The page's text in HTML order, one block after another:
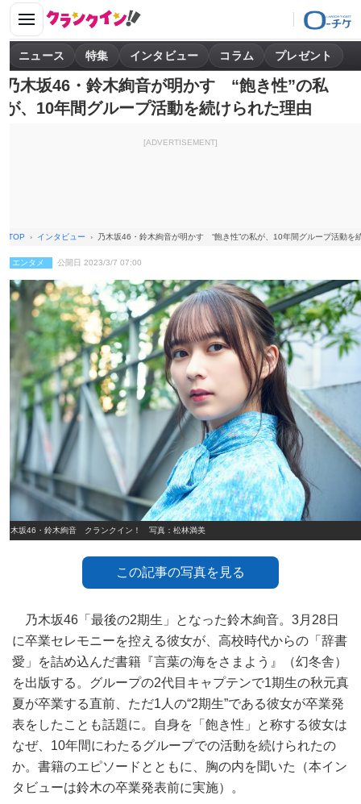
ニュース 特集 インタビュー コラム プレゼント
乃木坂46・鈴木絢音が明かす “飽き性”の私
が、10年間グループ活動を続けられた理由
[ADVERTISEMENT]
TOP インタビュー 乃木坂46・鈴木絢音が明かす “飽き性”の私が、10年間グループ活動を
エンタメ 公開日 2023/3/7 07:00
乃木坂46・鈴木絢音 クランクイン！ 写真：松林満美
この記事の写真を見る
乃木坂46「最後の2期生」となった鈴木絢音。3月28日
に卒業セレモニーを控える彼女が、高校時代からの「辞書
愛」を詰め込んだ書籍『言葉の海をさまよう』（幻冬舎）
を出版する。グループの2代目キャプテンで1期生の秋元真
夏が卒業する直前、ただ1人の“2期生”である彼女が卒業発
表をしたことも話題に。自身を「飽き性」と称する彼女は
なぜ、10年間にわたるグループでの活動を続けられたの
か。書籍のエピソードとともに、胸の内を聞いた（本イン
タビューは鈴木の卒業発表前に実施）。